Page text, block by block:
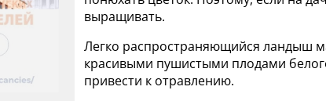
выращивать.
Легко распространяющийся ландыш
красивыми пушистыми плодами
привести к отравлению.